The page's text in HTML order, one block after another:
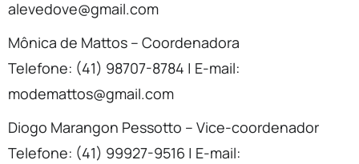
alevedove@gmail.com
Mônica de Mattos – Coordenadora
Telefone: (41) 98707-8784 | E-mail:
modemattos@gmail.com
Diogo Marangon Pessotto – Vice-coordenador
Telefone: (41) 99927-9516 | E-mail: